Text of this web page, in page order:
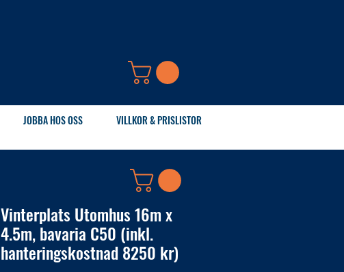
JOBBA HOS OSS VILLKOR & PRISLISTOR
Vinterplats Utomhus 16m x
4.5m, bavaria C50 (inkl.
hanteringskostnad 8250 kr)